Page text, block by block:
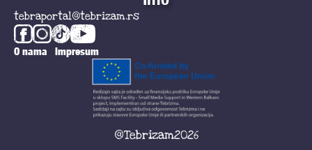
tebraportal@tebrizam.rs
O nama Impresum
@Tebrizam2026